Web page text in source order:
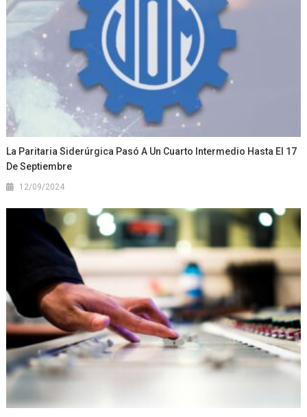
La Paritaria Siderúrgica Pasó A Un Cuarto Intermedio Hasta El 17
De Septiembre
12/09/2024